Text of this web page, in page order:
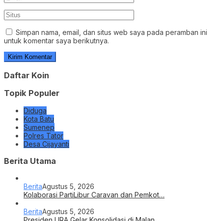
Simpan nama, email, dan situs web saya pada peramban ini
untuk komentar saya berikutnya.
Daftar Koin
Topik Populer
Diduga
Kota Batu
Sumenep
Polres Tator
Desa Cijayanti
Berita Utama
BeritaAgustus 5, 2026
Kolaborasi PartiLibur Caravan dan Pemkot…
BeritaAgustus 5, 2026